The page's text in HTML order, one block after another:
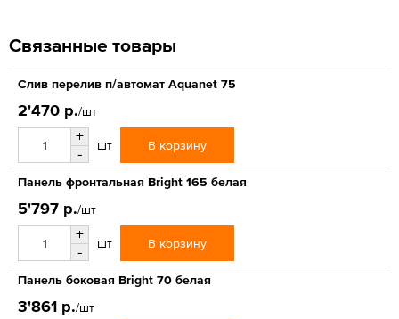
Связанные товары
Слив перелив п/автомат Aquanet 75
2'470 р./шт
+
-
шт В корзину
Панель фронтальная Bright 165 белая
5'797 р./шт
+
-
шт В корзину
Панель боковая Bright 70 белая
3'861 р./шт